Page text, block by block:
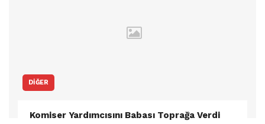
DIĞER
Komiser Yardımcısını Babası Toprağa Verdi